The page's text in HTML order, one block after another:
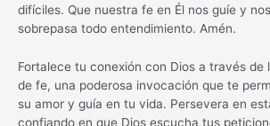
difíciles. Que nuestra fe en Él nos guíe y
sobrepasa todo entendimiento. Amén.
Fortalece tu conexión con Dios a través de
de fe, una poderosa invocación que te
su amor y guía en tu vida. Persevera en
confiando en que Dios escucha tus